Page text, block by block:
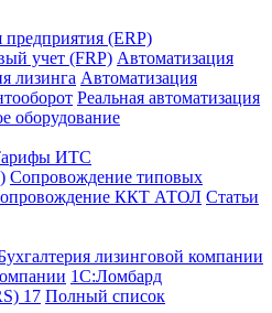
предприятия (ERP)
учет (FRP) Автоматизация
лизинга Автоматизация
Реальная автоматизация
оборудование
ИТС
Сопровождение типовых
ККТ АТОЛ Статьи
лизинговой компании
1С:Ломбард
17 Полный список